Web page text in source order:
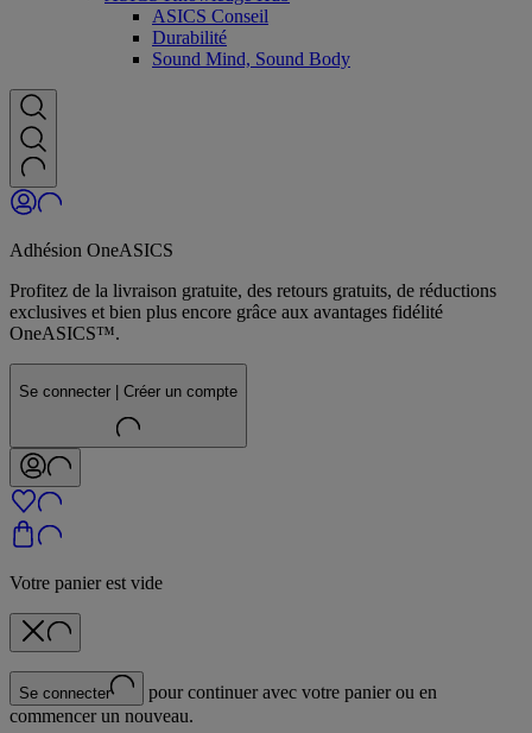
ASICS Conseil
Durabilité
Sound Mind, Sound Body
Adhésion OneASICS
Profitez de la livraison gratuite, des retours gratuits, de réductions
exclusives et bien plus encore grâce aux avantages fidélité
OneASICS™.
Se connecter | Créer un compte
Votre panier est vide
Se connecter
pour continuer avec votre panier ou en
commencer un nouveau.